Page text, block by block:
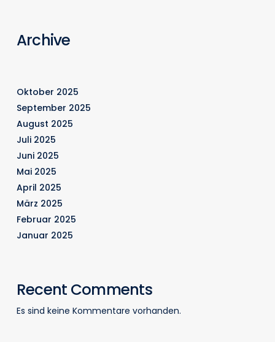
Archive
Oktober 2025
September 2025
August 2025
Juli 2025
Juni 2025
Mai 2025
April 2025
März 2025
Februar 2025
Januar 2025
Recent Comments
Es sind keine Kommentare vorhanden.